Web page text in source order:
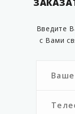
Введите
с Вами